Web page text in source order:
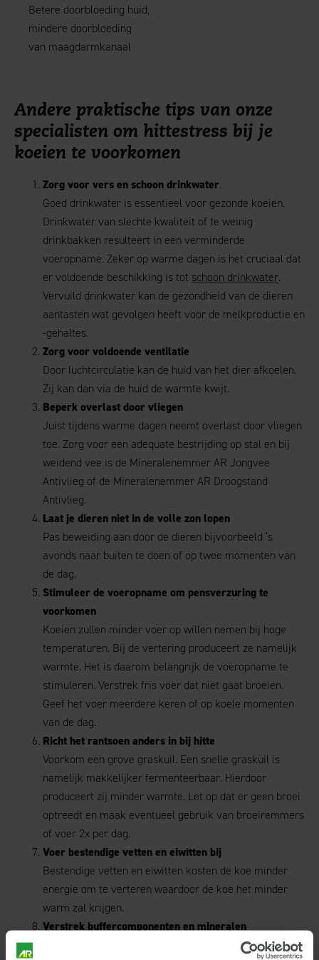
Betere doorbloeding huid,
mindere doorbloeding
van maagdarmkanaal
Andere praktische tips van onze
specialisten om hittestress bij je
koeien te voorkomen
Zorg voor vers en schoon drinkwater.
Goed drinkwater is essentieel voor gezonde koeien.
Drinkwater van slechte kwaliteit of te weinig
drinkbakken resulteert in een verminderde
voeropname. Zeker op warme dagen is het cruciaal dat
er voldoende beschikking is tot schoon drinkwater.
Vervuild drinkwater kan de gezondheid van de dieren
aantasten wat gevolgen heeft voor de melkproductie en
-gehaltes.
Zorg voor voldoende ventilatie
Door luchtcirculatie kan de huid van het dier afkoelen.
Zij kan dan via de huid de warmte kwijt.
Beperk overlast door vliegen
Juist tijdens warme dagen neemt overlast door vliegen
toe. Zorg voor een adequate bestrijding op stal en bij
weidend vee is de Mineralenemmer AR Jongvee
Antivlieg of de Mineralenemmer AR Droogstand
Antivlieg.
Laat je dieren niet in de volle zon lopen
Pas beweiding aan door de dieren bijvoorbeeld ‘s
avonds naar buiten te doen of op twee momenten van
de dag.
Stimuleer de voeropname om pensverzuring te
voorkomen
Koeien zullen minder voer op willen nemen bij hoge
temperaturen. Bij de vertering produceert ze namelijk
warmte. Het is daarom belangrijk de voeropname te
stimuleren. Verstrek fris voer dat niet gaat broeien.
Geef het voer meerdere keren of op koele momenten
van de dag.
Richt het rantsoen anders in bij hitte
Voorkom een grove graskuil. Een snelle graskuil is
namelijk makkelijker fermenteerbaar. Hierdoor
produceert zij minder warmte. Let op dat er geen broei
optreedt en maak eventueel gebruik van broeiremmers
of voer 2x per dag.
Voer bestendige vetten en eiwitten bij
Bestendige vetten en eiwitten kosten de koe minder
energie om te verteren waardoor de koe het minder
warm zal krijgen.
Verstrek buffercomponenten en mineralen
Koeien hijgen om warmte af te geven. Hierdoor wordt